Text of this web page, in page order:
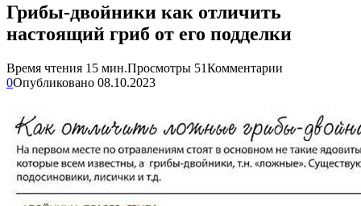
Грибы-двойники как отличить
настоящий гриб от его подделки
Время чтения 15 мин.Просмотры 51Комментарии
0Опубликовано 08.10.2023